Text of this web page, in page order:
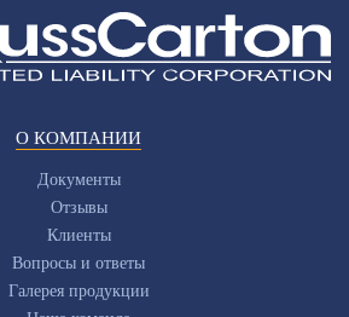
О КОМПАНИИ
Документы
Отзывы
Клиенты
Вопросы и ответы
Галерея продукции